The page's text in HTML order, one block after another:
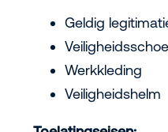
Geldig
Werkkleding
Veiligheidshelm